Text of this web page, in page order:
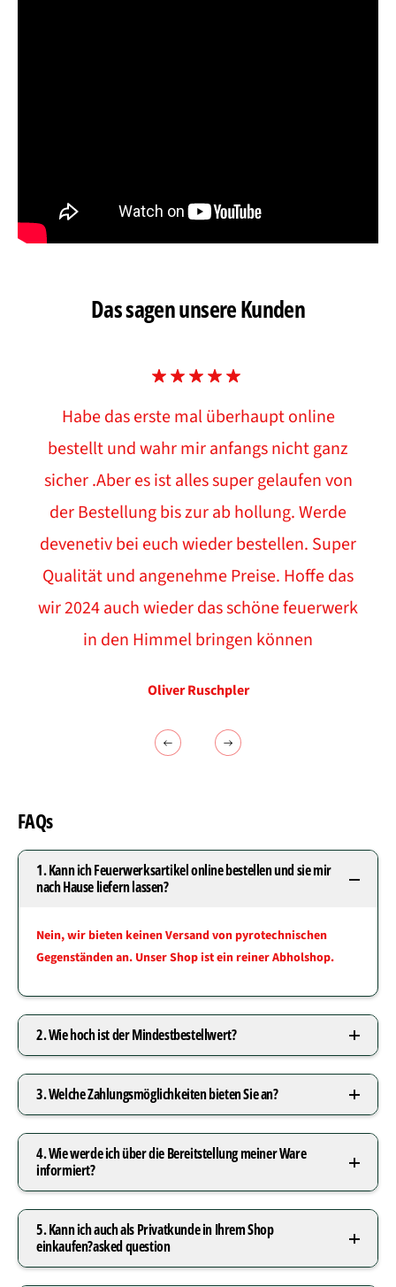
Das sagen unsere Kunden
Habe das erste mal überhaupt online
bestellt und wahr mir anfangs nicht ganz
sicher .Aber es ist alles super gelaufen von
der Bestellung bis zur ab hollung. Werde
devenetiv bei euch wieder bestellen. Super
Qualität und angenehme Preise. Hoffe das
wir 2024 auch wieder das schöne feuerwerk
in den Himmel bringen können
Oliver Ruschpler
FAQs
1. Kann ich Feuerwerksartikel online bestellen und sie mir
nach Hause liefern lassen?
Nein, wir bieten keinen Versand von pyrotechnischen
Gegenständen an. Unser Shop ist ein reiner Abholshop.
2. Wie hoch ist der Mindestbestellwert?
3. Welche Zahlungsmöglichkeiten bieten Sie an?
4. Wie werde ich über die Bereitstellung meiner Ware
informiert?
5. Kann ich auch als Privatkunde in Ihrem Shop
einkaufen?asked question